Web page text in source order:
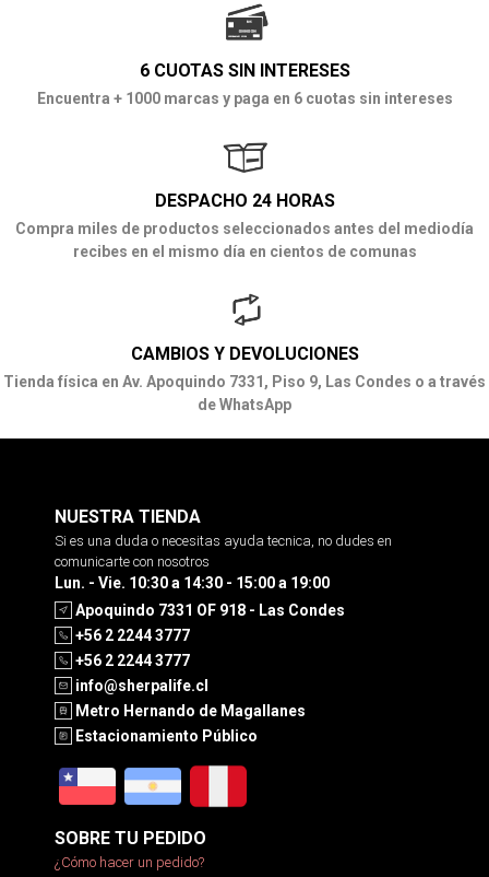
6 CUOTAS SIN INTERESES
Encuentra + 1000 marcas y paga en 6 cuotas sin intereses
DESPACHO 24 HORAS
Compra miles de productos seleccionados antes del mediodía
recibes en el mismo día en cientos de comunas
CAMBIOS Y DEVOLUCIONES
Tienda física en Av. Apoquindo 7331, Piso 9, Las Condes o a través
de WhatsApp
NUESTRA TIENDA
Si es una duda o necesitas ayuda tecnica, no dudes en
comunicarte con nosotros
Lun. - Vie. 10:30 a 14:30 - 15:00 a 19:00
Apoquindo 7331 OF 918 - Las Condes
+56 2 2244 3777
+56 2 2244 3777
info@sherpalife.cl
Metro Hernando de Magallanes
Estacionamiento Público
SOBRE TU PEDIDO
¿Cómo hacer un pedido?